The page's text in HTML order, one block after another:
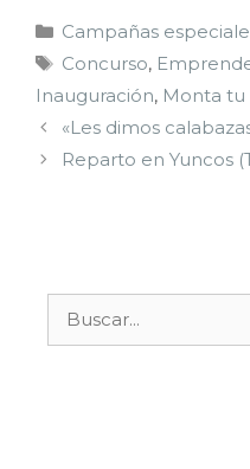
Campañas
Concurso,
Inauguración, Monta tu
«Les dimos
Reparto en Yuncos